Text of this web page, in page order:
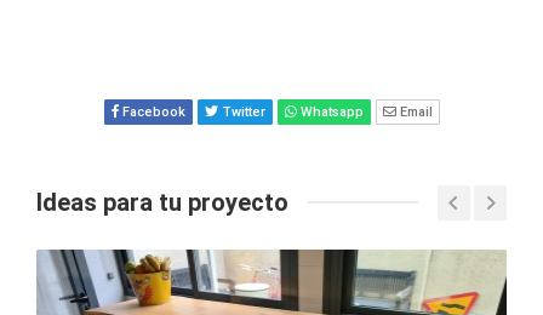
Facebook Twitter Whatsapp Email
Ideas para tu proyecto